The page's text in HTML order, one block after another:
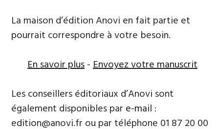
La maison d’édition Anovi en fait partie et
pourrait correspondre à votre besoin.
En savoir plus-Envoyez votre manuscrit
Les conseillers éditoriaux d’Anovi sont
également disponibles par e-mail :
edition@anovi.fr ou par téléphone ​​0​1 87 20 00